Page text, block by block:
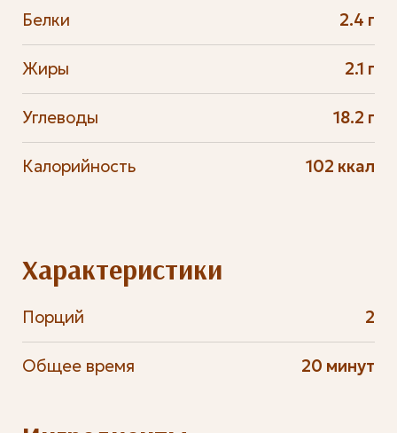
Белки 2.4 г
Жиры 2.1 г
Углеводы 18.2 г
Калорийность 102 ккал
Характеристики
Порций 2
Общее время 20 минут